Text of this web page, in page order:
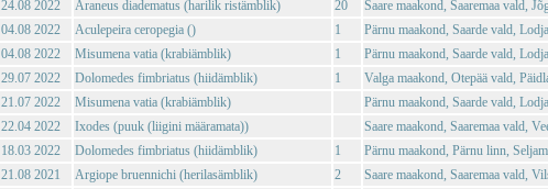
24.08 2022
Araneus diadematus (harilik ristämblik) 20
Saare maakond, Saaremaa vald,
04.08 2022
Aculepeira ceropegia () 1
Pärnu maakond, Saarde vald,
04.08 2022
Misumena vatia (krabiämblik) 1
Pärnu maakond, Saarde vald,
29.07 2022
Dolomedes fimbriatus (hiidämblik) 1
Valga maakond, Otepää vald,
21.07 2022
Misumena vatia (krabiämblik)
Pärnu maakond, Saarde vald,
22.04 2022
Ixodes (puuk (liigini määramata))
Saare maakond, Saaremaa vald,
18.03 2022
Dolomedes fimbriatus (hiidämblik) 1
Pärnu maakond, Pärnu linn,
21.08 2021
Argiope bruennichi (herilasämblik) 2 Saare maakond, Saaremaa vald,